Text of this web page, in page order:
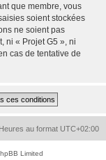
que membre, vous
soient stockées
ne soient pas
ni « Projet G5 », ni
cas de tentative de
Heures au format UTC+02:00
Limited